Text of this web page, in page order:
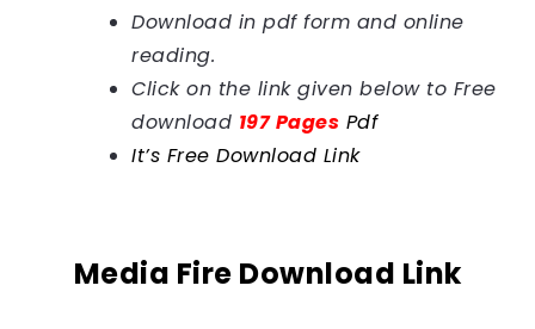
Download in pdf form and online
reading.
Click on the link given below to Free
download 197 Pages Pdf
It’s Free Download Link
Media Fire Download Link